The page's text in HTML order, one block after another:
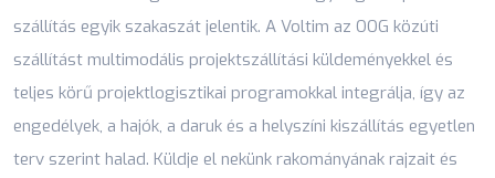
szállítás egyik szakaszát jelentik. A Voltim az OOG közúti
szállítást multimodális projektszállítási küldeményekkel és
teljes körű projektlogisztikai programokkal integrálja, így az
engedélyek, a hajók, a daruk és a helyszíni kiszállítás egyetlen
terv szerint halad. Küldje el nekünk rakományának rajzait és